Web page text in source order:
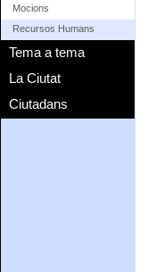
Mocions
Recursos Humans
Tema a tema
La Ciutat
Ciutadans